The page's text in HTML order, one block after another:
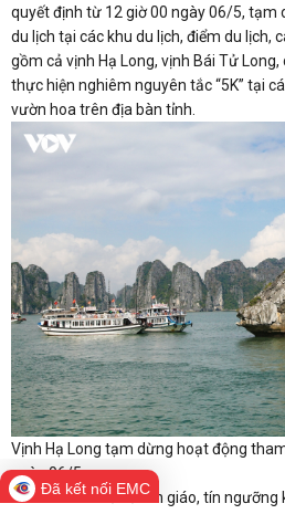
quyết định từ 12 giờ 00 ngày 06/5, tạm
du lịch tại các khu du lịch, điểm du lịch,
gồm cả vịnh Hạ Long, vịnh Bái Tử
thực hiện nghiêm nguyên tắc “5K” tại
vườn hoa trên địa bàn tỉnh.
Vịnh Hạ Long tạm dừng hoạt động
ngày 06/5.
Các di tích là cơ sở tôn giáo, tín
Đã kết nối EMC